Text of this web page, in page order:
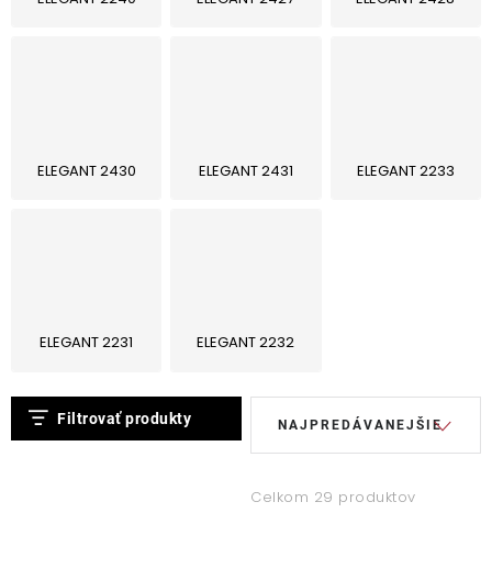
Lehátka
Predávané značky
Klub výhod
ELEGANT 2430 ELEGANT 2431 ELEGANT 2233
ELEGANT 2231 ELEGANT 2232
Filtrovať produkty
V
ý
Celkom 29 produktov
R
e
NAJPREDÁVANEJŠIE